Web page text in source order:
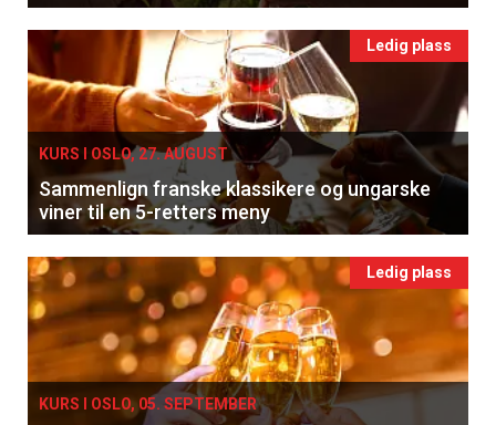
kan fritt velge hvilke du ønsker å få
tilsendt.
Registrer deg
Ledig plass
KURS I OSLO, 27. AUGUST
Sammenlign franske klassikere og ungarske
viner til en 5-retters meny
Ledig plass
KURS I OSLO, 05. SEPTEMBER